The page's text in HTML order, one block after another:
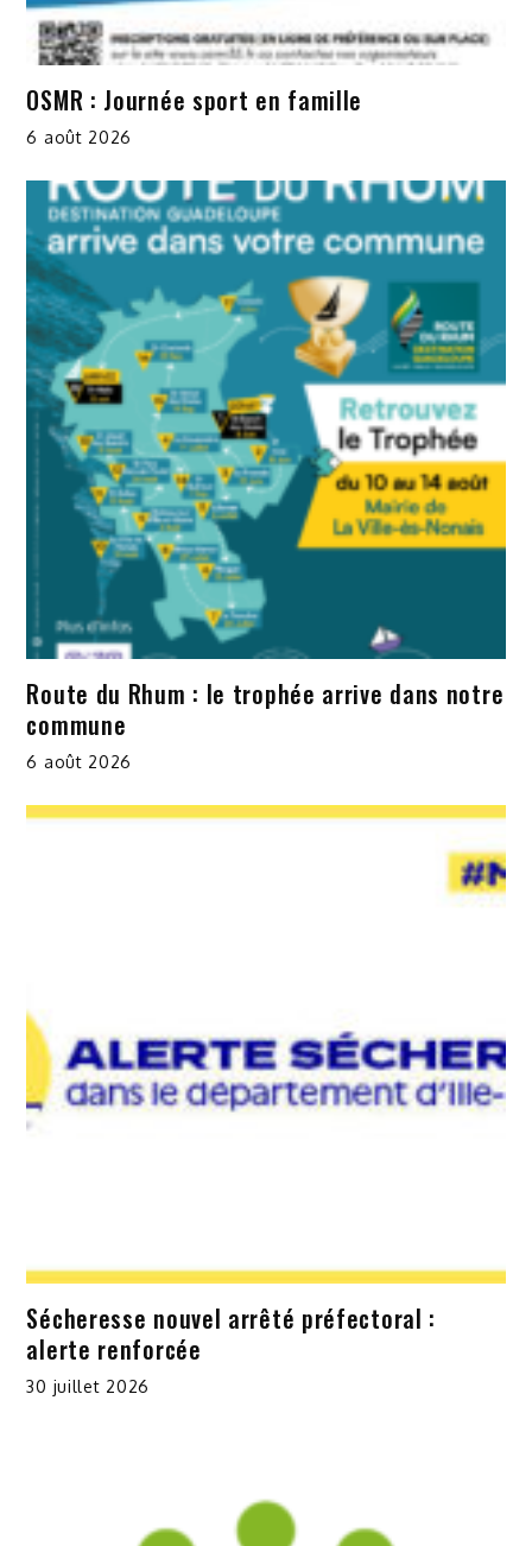
OSMR : Journée sport en famille
6 août 2026
Route du Rhum : le trophée arrive dans notre
commune
6 août 2026
Sécheresse nouvel arrêté préfectoral :
alerte renforcée
30 juillet 2026